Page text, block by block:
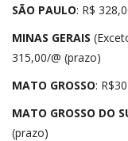
SÃO PAULO: R$
MINAS GERAIS
315,00/@ (prazo)
MATO GROSSO:
MATO GROSSO DO
(prazo)